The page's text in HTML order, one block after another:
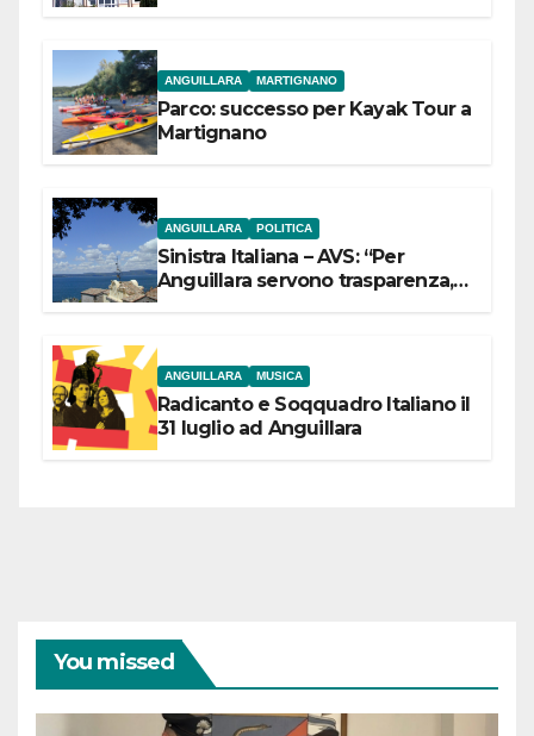
ANGUILLARA MARTIGNANO
Parco: successo per Kayak Tour a
Martignano
ANGUILLARA POLITICA
Sinistra Italiana – AVS: “Per
Anguillara servono trasparenza,
ANGUILLARA MUSICA
Radicanto e Soqquadro Italiano il
31 luglio ad Anguillara
You missed